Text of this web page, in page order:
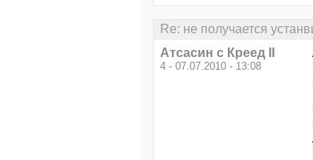
Re: не получается
Атсасин с Креед II
4 - 07.07.2010 - 13:08